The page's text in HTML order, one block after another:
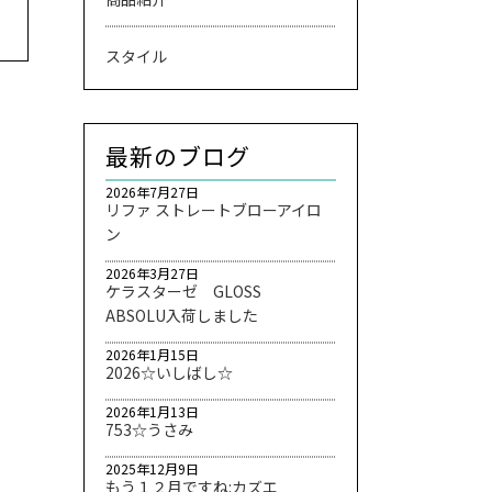
スタイル
最新のブログ
リファ ストレートブローアイロ
ン
2026年7月27日
ケラスターゼ GLOSS
ABSOLU入荷しました
2026年3月27日
2026☆いしばし☆
2026年1月15日
753☆うさみ
2026年1月13日
もう１２月ですね:カズエ
2025年12月9日